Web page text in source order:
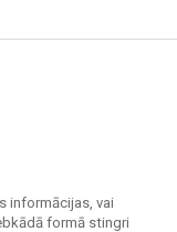
informācijas, vai
formā stingri